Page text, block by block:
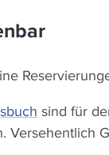
sind für
Versehentlich